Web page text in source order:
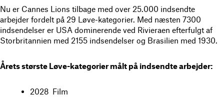
Nu er Cannes Lions tilbage med over 25.000 indsendte
arbejder fordelt på 29 Løve-kategorier. Med næsten 7300
indsendelser er USA dominerende ved Rivieraen efterfulgt af
Storbritannien med 2155 indsendelser og Brasilien med 1930.
Årets største Løve-kategorier målt på indsendte arbejder:
2028 Film